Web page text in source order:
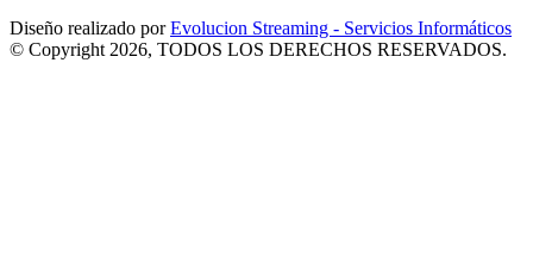
Diseño realizado porEvolucion Streaming - Servicios Informáticos
© Copyright 2026, TODOS LOS DERECHOS RESERVADOS.